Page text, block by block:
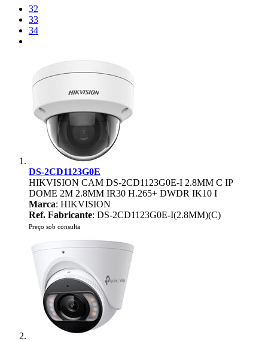
32
33
34
DS-2CD1123G0E
HIKVISION CAM DS-2CD1123G0E-I 2.8MM C IP
DOME 2M 2.8MM IR30 H.265+ DWDR IK10 I
Marca: HIKVISION
Ref. Fabricante: DS-2CD1123G0E-I(2.8MM)(C)
Preço sob consulta